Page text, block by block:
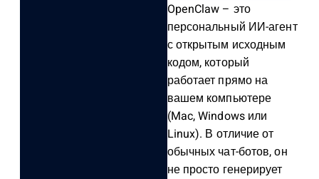
OpenClaw – это
персональный ИИ-агент
с открытым исходным
кодом, который
работает прямо на
вашем компьютере
(Mac, Windows или
Linux). В отличие от
обычных чат-ботов, он
не просто генерирует